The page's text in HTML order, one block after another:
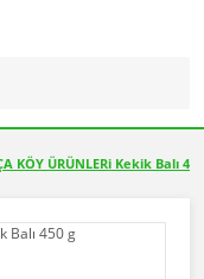
KÖY ÜRÜNLERi Kekik Balı